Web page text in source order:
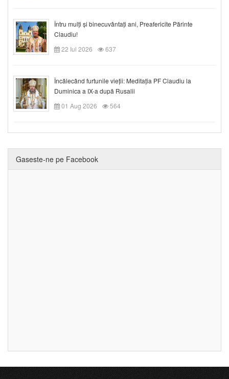
Întru mulți și binecuvântați ani, Preafericite Părinte
Claudiu!
22 Iul 2026
637
Încălecând furtunile vieții: Meditația PF Claudiu la
Duminica a IX-a după Rusalii
01 Aug 2026
564
Gaseste-ne pe Facebook